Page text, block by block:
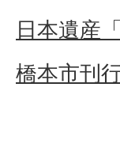
日本遺産
橋本市刊